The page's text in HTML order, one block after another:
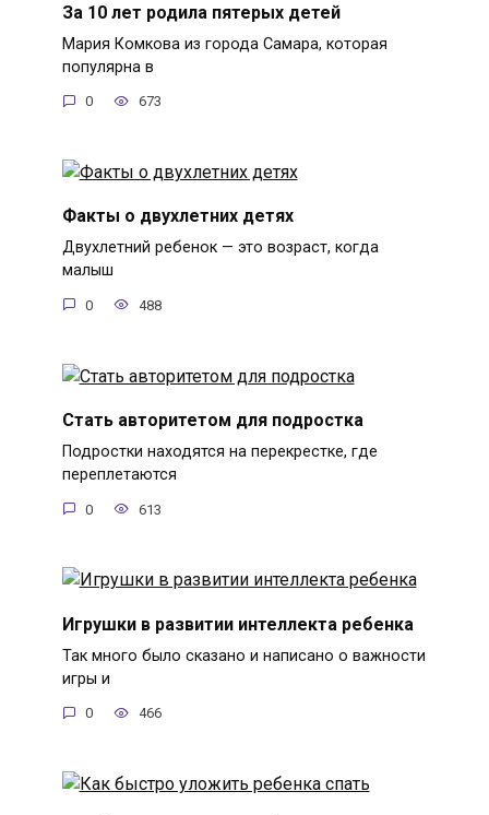
За 10 лет родила пятерых детей
Мария Комкова из города Самара, которая
популярна в
0 673
Факты о двухлетних детях
Двухлетний ребенок — это возраст, когда
малыш
0 488
Стать авторитетом для подростка
Подростки находятся на перекрестке, где
переплетаются
0 613
Игрушки в развитии интеллекта ребенка
Так много было сказано и написано о важности
игры и
0 466